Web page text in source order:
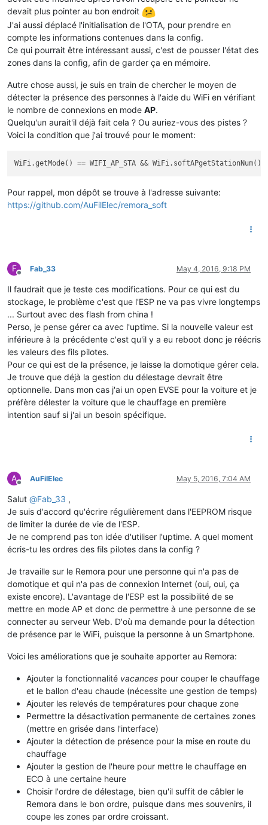
devait plus pointer au bon endroit
J'ai aussi déplacé l'initialisation de l'OTA, pour prendre en
compte les informations contenues dans la config.
Ce qui pourrait être intéressant aussi, c'est de pousser l'état des
zones dans la config, afin de garder ça en mémoire.
Autre chose aussi, je suis en train de chercher le moyen de
détecter la présence des personnes à l'aide du WiFi en vérifiant
le nombre de connexions en mode AP.
Quelqu'un aurait'il déjà fait cela ? Ou auriez-vous des pistes ?
Voici la condition que j'ai trouvé pour le moment:
Pour rappel, mon dépôt se trouve à l'adresse suivante:
https://github.com/AuFilElec/remora_soft
F
Offline
Fab_33 May 4, 2016, 9:18 PM
Il faudrait que je teste ces modifications. Pour ce qui est du
stockage, le problème c'est que l'ESP ne va pas vivre longtemps
... Surtout avec des flash from china !
Perso, je pense gérer ca avec l'uptime. Si la nouvelle valeur est
inférieure à la précédente c'est qu'il y a eu reboot donc je réécris
les valeurs des fils pilotes.
Pour ce qui est de la présence, je laisse la domotique gérer cela.
Je trouve que déjà la gestion du délestage devrait être
optionnelle. Dans mon cas j'ai un open EVSE pour la voiture et je
préfère délester la voiture que le chauffage en première
intention sauf si j'ai un besoin spécifique.
A
Offline
AuFilElec May 5, 2016, 7:04 AM
Salut @Fab_33 ,
Je suis d'accord qu'écrire régulièrement dans l'EEPROM risque
de limiter la durée de vie de l'ESP.
Je ne comprend pas ton idée d'utiliser l'uptime. A quel moment
écris-tu les ordres des fils pilotes dans la config ?
Je travaille sur le Remora pour une personne qui n'a pas de
domotique et qui n'a pas de connexion Internet (oui, oui, ça
existe encore). L'avantage de l'ESP est la possibilité de se
mettre en mode AP et donc de permettre à une personne de se
connecter au serveur Web. D'où ma demande pour la détection
de présence par le WiFi, puisque la personne à un Smartphone.
Voici les améliorations que je souhaite apporter au Remora:
Ajouter la fonctionnalité vacances pour couper le chauffage
et le ballon d'eau chaude (nécessite une gestion de temps)
Ajouter les relevés de températures pour chaque zone
Permettre la désactivation permanente de certaines zones
(mettre en grisée dans l'interface)
Ajouter la détection de présence pour la mise en route du
chauffage
Ajouter la gestion de l'heure pour mettre le chauffage en
ECO à une certaine heure
Choisir l'ordre de délestage, bien qu'il suffit de câbler le
Remora dans le bon ordre, puisque dans mes souvenirs, il
coupe les zones par ordre croissant.